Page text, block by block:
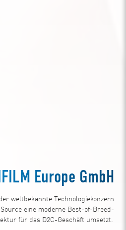
Europe GmbH
weltbekannte Technologiekonzern
eine moderne Best-of-Breed-
für das D2C-Geschäft umsetzt.